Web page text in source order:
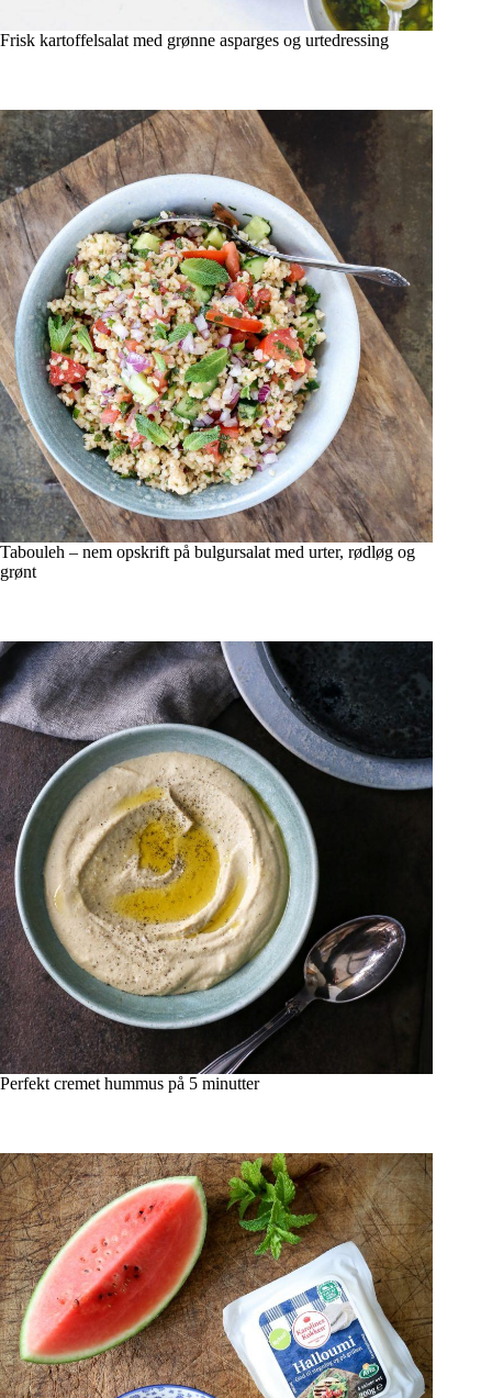
Frisk kartoffelsalat med grønne asparges og urtedressing
Tabouleh – nem opskrift på bulgursalat med urter, rødløg og
grønt
Perfekt cremet hummus på 5 minutter